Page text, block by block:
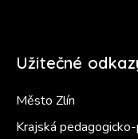
Užitečné
Město Zlín
Krajská